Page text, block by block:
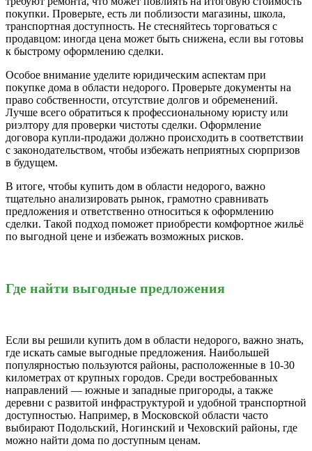
покупки. Проверьте, есть ли поблизости магазины, школа,
транспортная доступность. Не стесняйтесь торговаться с
продавцом: иногда цена может быть снижена, если вы готовы
к быстрому оформлению сделки.
Особое внимание уделите юридическим аспектам при
покупке дома в области недорого. Проверьте документы на
право собственности, отсутствие долгов и обременений.
Лучше всего обратиться к профессиональному юристу или
риэлтору для проверки чистоты сделки. Оформление
договора купли-продажи должно происходить в соответствии
с законодательством, чтобы избежать неприятных сюрпризов
в будущем.
В итоге, чтобы купить дом в области недорого, важно
тщательно анализировать рынок, грамотно сравнивать
предложения и ответственно относиться к оформлению
сделки. Такой подход поможет приобрести комфортное жильё
по выгодной цене и избежать возможных рисков.
Где найти выгодные предложения
Если вы решили купить дом в области недорого, важно знать,
где искать самые выгодные предложения. Наибольшей
популярностью пользуются районы, расположенные в 10-30
километрах от крупных городов. Среди востребованных
направлений — южные и западные пригороды, а также
деревни с развитой инфраструктурой и удобной транспортной
доступностью. Например, в Московской области часто
выбирают Подольский, Ногинский и Чеховский районы, где
можно найти дома по доступным ценам.